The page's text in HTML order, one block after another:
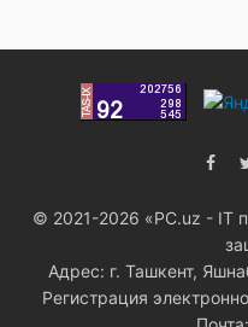
© 2021-2026 «PC.uz - IT
Адрес: г. Ташкент,
Регистрация